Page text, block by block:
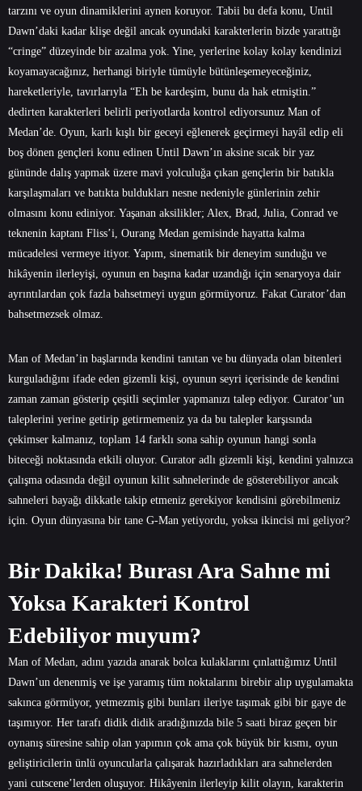
tarzını ve oyun dinamiklerini aynen koruyor. Tabii bu defa konu, Until
Dawn’daki kadar klişe değil ancak oyundaki karakterlerin bizde yarattığı
“cringe” düzeyinde bir azalma yok. Yine, yerlerine kolay kolay kendinizi
koyamayacağınız, herhangi biriyle tümüyle bütünleşemeyeceğiniz,
hareketleriyle, tavırlarıyla “Eh be kardeşim, bunu da hak etmiştin.”
dedirten karakterleri belirli periyotlarda kontrol ediyorsunuz Man of
Medan’de. Oyun, karlı kışlı bir geceyi eğlenerek geçirmeyi hayâl edip eli
boş dönen gençleri konu edinen Until Dawn’ın aksine sıcak bir yaz
gününde dalış yapmak üzere mavi yolculuğa çıkan gençlerin bir batıkla
karşılaşmaları ve batıkta buldukları nesne nedeniyle günlerinin zehir
olmasını konu ediniyor. Yaşanan aksilikler; Alex, Brad, Julia, Conrad ve
teknenin kaptanı Fliss’i, Ourang Medan gemisinde hayatta kalma
mücadelesi vermeye itiyor. Yapım, sinematik bir deneyim sunduğu ve
hikâyenin ilerleyişi, oyunun en başına kadar uzandığı için senaryoya dair
ayrıntılardan çok fazla bahsetmeyi uygun görmüyoruz. Fakat Curator’dan
bahsetmezsek olmaz.
Man of Medan’in başlarında kendini tanıtan ve bu dünyada olan bitenleri
kurguladığını ifade eden gizemli kişi, oyunun seyri içerisinde de kendini
zaman zaman gösterip çeşitli seçimler yapmanızı talep ediyor. Curator’un
taleplerini yerine getirip getirmemeniz ya da bu talepler karşısında
çekimser kalmanız, toplam 14 farklı sona sahip oyunun hangi sonla
biteceği noktasında etkili oluyor. Curator adlı gizemli kişi, kendini yalnızca
çalışma odasında değil oyunun kilit sahnelerinde de gösterebiliyor ancak
sahneleri bayağı dikkatle takip etmeniz gerekiyor kendisini görebilmeniz
için. Oyun dünyasına bir tane G-Man yetiyordu, yoksa ikincisi mi geliyor?
Bir Dakika! Burası Ara Sahne mi
Yoksa Karakteri Kontrol
Edebiliyor muyum?
Man of Medan, adını yazıda anarak bolca kulaklarını çınlattığımız Until
Dawn’un denenmiş ve işe yaramış tüm noktalarını birebir alıp uygulamakta
sakınca görmüyor, yetmezmiş gibi bunları ileriye taşımak gibi bir gaye de
taşımıyor. Her tarafı didik didik aradığınızda bile 5 saati biraz geçen bir
oynanış süresine sahip olan yapımın çok ama çok büyük bir kısmı, oyun
geliştiricilerin ünlü oyuncularla çalışarak hazırladıkları ara sahnelerden
yani cutscene’lerden oluşuyor. Hikâyenin ilerleyip kilit olayın, karakterin